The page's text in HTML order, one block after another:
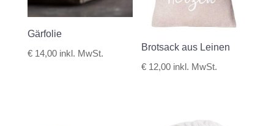
Gärfolie
€14,00 inkl. MwSt.
Brotsack aus Leinen
€ 12,00 inkl. MwSt.